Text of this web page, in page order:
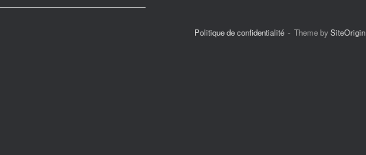
Politique de confidentialité Theme bySiteOrigin